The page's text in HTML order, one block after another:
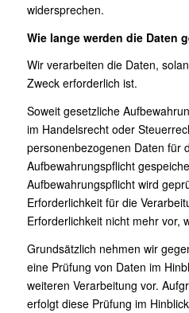
widersprechen.
Wie lange werden die Daten
Wir verarbeiten die Daten,
Zweck erforderlich ist.
Soweit gesetzliche
im Handelsrecht oder
personenbezogenen Daten für
Aufbewahrungspflicht
Aufbewahrungspflicht wird
Erforderlichkeit für die
Erforderlichkeit nicht mehr vor,
Grundsätzlich nehmen wir
eine Prüfung von Daten im
weiteren Verarbeitung vor.
erfolgt diese Prüfung im